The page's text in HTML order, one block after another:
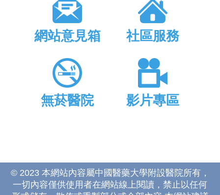
網站意見箱 社區服務
無菸醫院 影片專區
© 2023 本網站內容屬中國醫藥大學附設醫院所有，
一切內容僅供使用者在網站線上閱讀，禁止以任何